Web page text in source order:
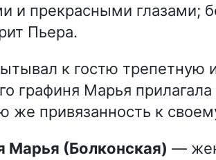
и прекрасными глазами;
Пьера.
к гостю трепетную
графиня Марья
же привязанность к
Марья (Болконская) —